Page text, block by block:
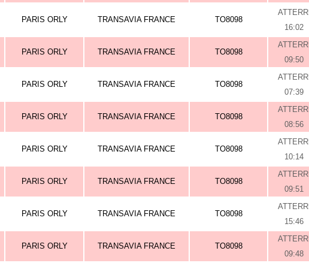
PARIS ORLY TRANSAVIA FRANCE TO8098
ATTERRI
16:02
PARIS ORLY TRANSAVIA FRANCE TO8098
ATTERRI
09:50
PARIS ORLY TRANSAVIA FRANCE TO8098
ATTERRI
07:39
PARIS ORLY TRANSAVIA FRANCE TO8098
ATTERRI
08:56
PARIS ORLY TRANSAVIA FRANCE TO8098
ATTERRI
10:14
PARIS ORLY TRANSAVIA FRANCE TO8098
ATTERRI
09:51
PARIS ORLY TRANSAVIA FRANCE TO8098
ATTERRI
15:46
PARIS ORLY TRANSAVIA FRANCE TO8098
ATTERRI
09:48